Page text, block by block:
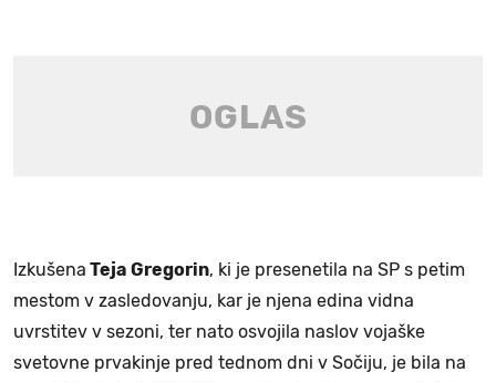
Izkušena Teja Gregorin, ki je presenetila na SP s petim
mestom v zasledovanju, kar je njena edina vidna
uvrstitev v sezoni, ter nato osvojila naslov vojaške
svetovne prvakinje pred tednom dni v Sočiju, je bila na